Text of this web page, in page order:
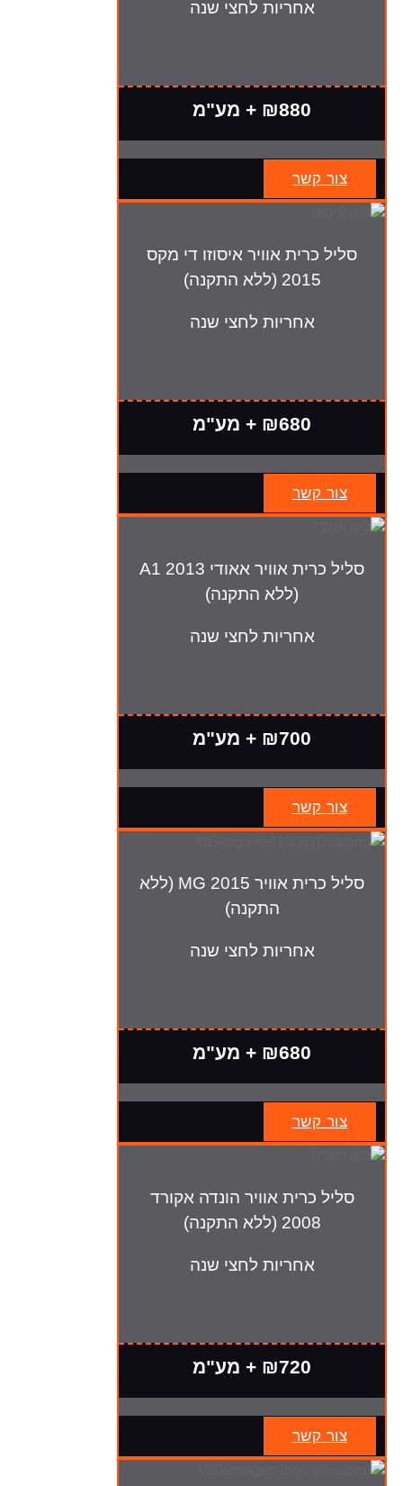
אחריות לחצי שנה
₪880 + מע"מ
צור קשר
סליל כרית אוויר איסוזו די מקס
2015 (ללא התקנה)
אחריות לחצי שנה
₪680 + מע"מ
צור קשר
סליל כרית אוויר אאודי A1 2013
(ללא התקנה)
אחריות לחצי שנה
₪700 + מע"מ
צור קשר
סליל כרית אוויר MG 2015 (ללא
התקנה)
אחריות לחצי שנה
₪680 + מע"מ
צור קשר
סליל כרית אוויר הונדה אקורד
2008 (ללא התקנה)
אחריות לחצי שנה
₪720 + מע"מ
צור קשר